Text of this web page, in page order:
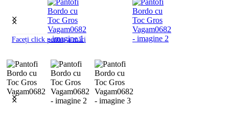
Faceți click pentru a mări